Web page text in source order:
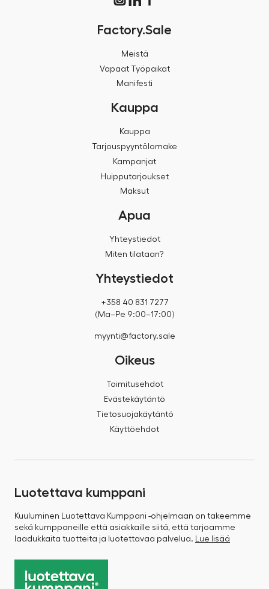
Factory.Sale
Meistä
Vapaat Työpaikat
Manifesti
Kauppa
Kauppa
Tarjouspyyntölomake
Kampanjat
Huipputarjoukset
Maksut
Apua
Yhteystiedot
Miten tilataan?
Yhteystiedot
+358 40 831 7277
(Ma–Pe 9:00–17:00)
myynti@factory.sale
Oikeus
Toimitusehdot
Evästekäytäntö
Tietosuojakäytäntö
Käyttöehdot
Luotettava kumppani
Kuuluminen Luotettava Kumppani -ohjelmaan on takeemme
sekä kumppaneille että asiakkaille siitä, että tarjoamme
laadukkaita tuotteita ja luotettavaa palvelua.
Lue lisää